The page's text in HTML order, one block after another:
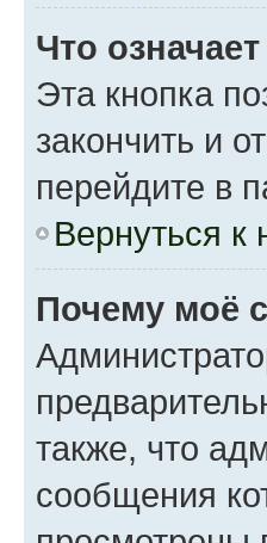
Что
Эта кнопка
закончить и
перейдите в
Вернуться к
Почему моё
также, что
сообщения